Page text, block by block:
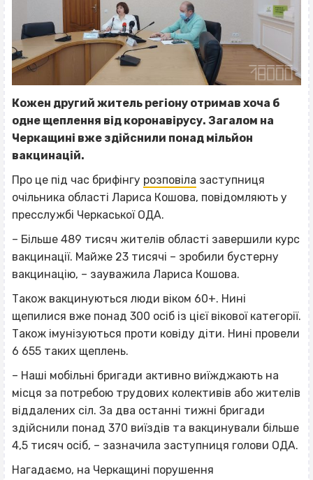
Кожен другий житель регіону отримав хоча б
одне щеплення від коронавірусу. Загалом на
Черкащині вже здійснили понад мільйон
вакцинацій.
Про це під час брифінгу розповіла заступниця
очільника області Лариса Кошова, повідомляють у
пресслужбі Черкаської ОДА.
– Більше 489 тисяч жителів області завершили курс
вакцинації. Майже 23 тисячі – зробили бустерну
вакцинацію, – зауважила Лариса Кошова.
Також вакцинуються люди віком 60+. Нині
щепилися вже понад 300 осіб із цієї вікової категорії.
Також імунізуються проти ковіду діти. Нині провели
6 655 таких щеплень.
– Наші мобільні бригади активно виїжджають на
місця за потребою трудових колективів або жителів
віддалених сіл. За два останні тижні бригади
здійснили понад 370 виїздів та вакцинували більше
4,5 тисяч осіб, – зазначила заступниця голови ОДА.
Нагадаємо, на Черкащині порушення